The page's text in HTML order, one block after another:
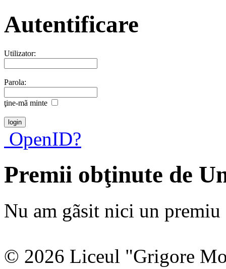
Autentificare
Utilizator:
Parola:
ţine-mã minte
OpenID?
Premii obţinute de
Nu am gãsit nici un premiu
© 2026 Liceul "Grigore